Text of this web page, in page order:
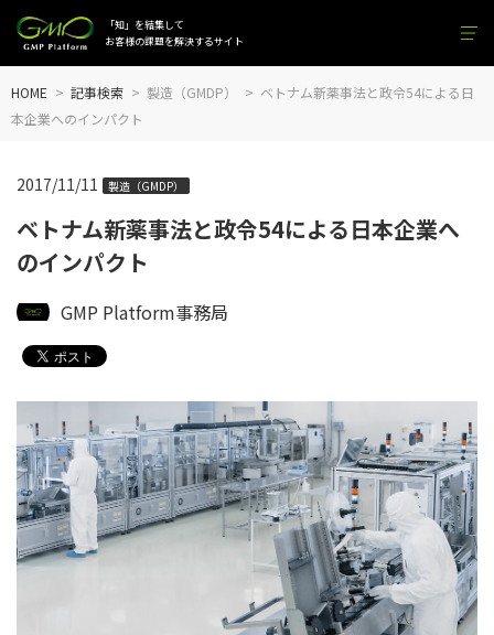
「知」を結集して
お客様の課題を解決するサイト
HOME 記事検索 製造（GMDP）
ベトナム新薬事法と政令54による日
本企業へのインパクト
ベトナム新薬事法と政令54による日本企業へ
のインパクト
2017/11/11 製造（GMDP）
GMP Platform事務局